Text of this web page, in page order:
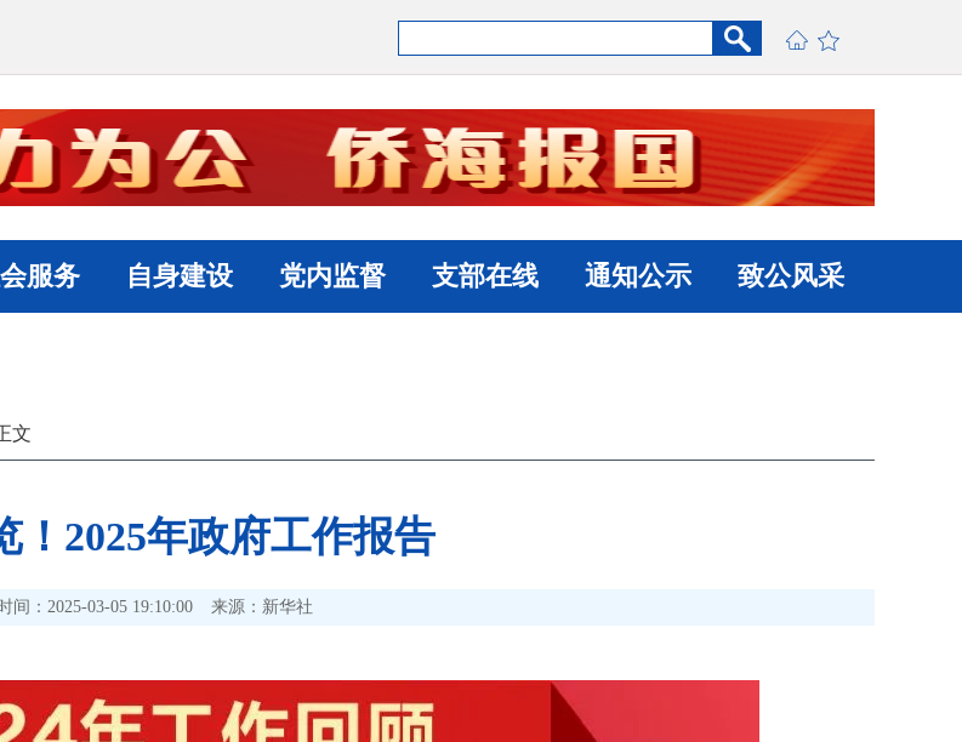
服务 自身建设 党内监督 支部在线 通知公示 致公风采
文
！2025年政府工作报告
间：2025-03-05 19:10:00 来源：新华社